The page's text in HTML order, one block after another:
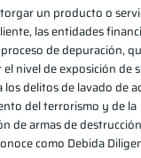
un producto o
las entidades
de depuración,
nivel de exposición de
los delitos de lavado de
del terrorismo y de la
de armas de
como Debida